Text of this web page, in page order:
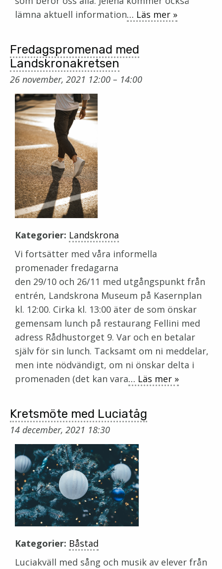
lämna aktuell information… Läs mer »
Fredagspromenad med
Landskronakretsen
26 november, 2021 12:00 – 14:00
Kategorier: Landskrona
Vi fortsätter med våra informella
promenader fredagarna
den 29/10 och 26/11 med utgångspunkt från
entrén, Landskrona Museum på Kasernplan
kl. 12:00. Cirka kl. 13:00 äter de som önskar
gemensam lunch på restaurang Fellini med
adress Rådhustorget 9. Var och en betalar
själv för sin lunch. Tacksamt om ni meddelar,
men inte nödvändigt, om ni önskar delta i
promenaden (det kan vara… Läs mer »
Kretsmöte med Luciatåg
14 december, 2021 18:30
Kategorier: Båstad
Luciakväll med sång och musik av elever från